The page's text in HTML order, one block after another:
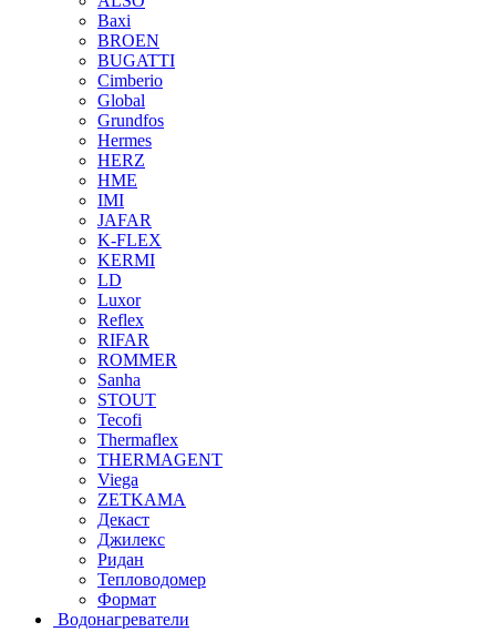
Baxi
BROEN
BUGATTI
Cimberio
Global
Grundfos
Hermes
HERZ
HME
IMI
JAFAR
K-FLEX
KERMI
LD
Luxor
Reflex
RIFAR
ROMMER
Sanha
STOUT
Tecofi
Thermaflex
THERMAGENT
Viega
ZETKAMA
Декаст
Джилекс
Ридан
Тепловодомер
Формат
Водонагреватели